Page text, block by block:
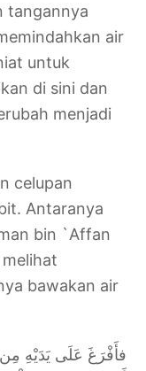
tangannya
air
untuk
di sini dan
menjadi
celupan
Antaranya
bin `Affan
bawakan air
فأَفْرَغَ عَلَى يَدَيْهِ مِن